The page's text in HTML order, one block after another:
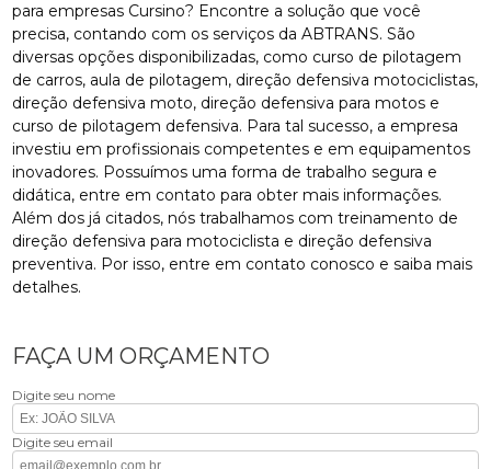
para empresas Cursino? Encontre a solução que você
precisa, contando com os serviços da ABTRANS. São
diversas opções disponibilizadas, como curso de pilotagem
de carros, aula de pilotagem, direção defensiva motociclistas,
direção defensiva moto, direção defensiva para motos e
curso de pilotagem defensiva. Para tal sucesso, a empresa
investiu em profissionais competentes e em equipamentos
inovadores. Possuímos uma forma de trabalho segura e
didática, entre em contato para obter mais informações.
Além dos já citados, nós trabalhamos com treinamento de
direção defensiva para motociclista e direção defensiva
preventiva. Por isso, entre em contato conosco e saiba mais
detalhes.
FAÇA UM ORÇAMENTO
Digite seu nome
Digite seu email